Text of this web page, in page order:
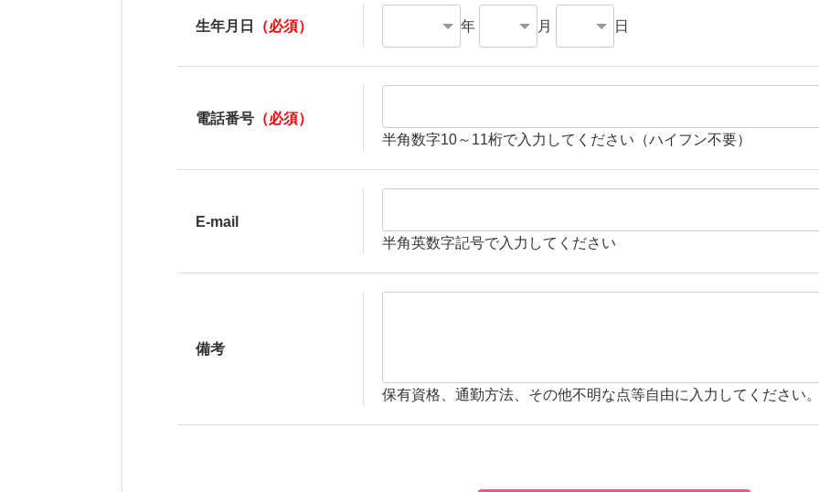
生年月日 （必須） 年 月 日
電話番号 （必須）
半角数字10～11桁で入力してください（ハイフン不要）
E-mail
半角英数字記号で入力してください
備考
保有資格、通勤方法、その他不明な点等自由に入力してください